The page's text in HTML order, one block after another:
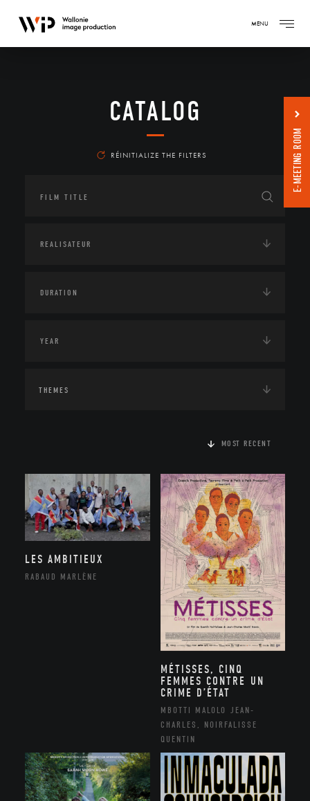
MENU
CATALOG
RÉINITIALIZE THE FILTERS
THEMES
MOST RECENT
LES AMBITIEUX
RABAUD MARLÈNE
MÉTISSES, CINQ
FEMMES CONTRE UN
CRIME D’ÉTAT
MBOTTI MALOLO JEAN-
CHARLES, NOIRFALISSE
QUENTIN
E-MEETING ROOM